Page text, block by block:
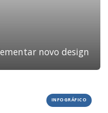
novo design
INFOGRÁFICO